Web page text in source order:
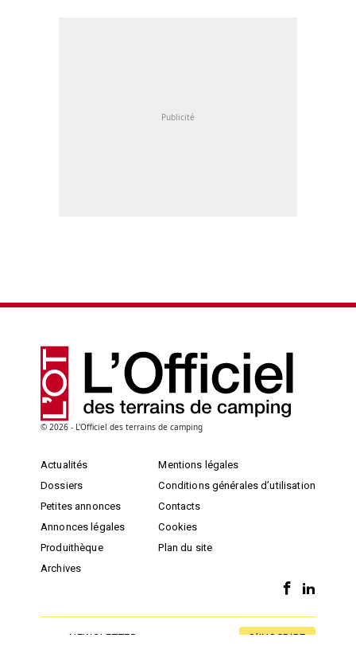
© 2026 - L'Officiel des terrains de camping
Actualités
Dossiers
Petites annonces
Annonces légales
Produithèque
Archives
Mentions légales
Conditions générales d’utilisation
Contacts
Cookies
Plan du site
NEWSLETTER S'INSCRIRE